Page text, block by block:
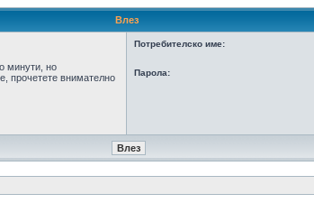
Влез
минути, но
прочетете внимателно
Потребителско име:
Парола: